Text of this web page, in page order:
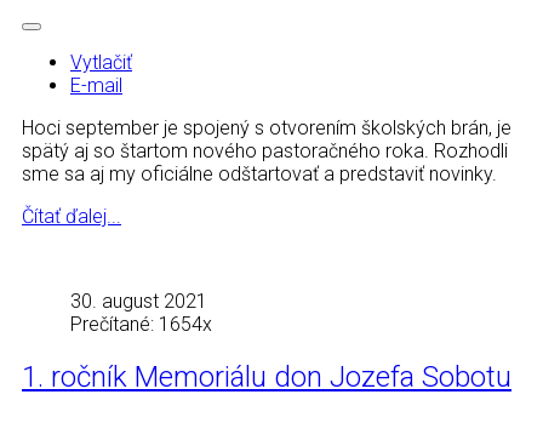
Vytlačiť
E-mail
Hoci september je spojený s otvorením školských brán, je
spätý aj so štartom nového pastoračného roka. Rozhodli
sme sa aj my oficiálne odštartovať a predstaviť novinky.
Čítať ďalej...
30. august 2021
Prečítané: 1654x
1. ročník Memoriálu don Jozefa Sobotu